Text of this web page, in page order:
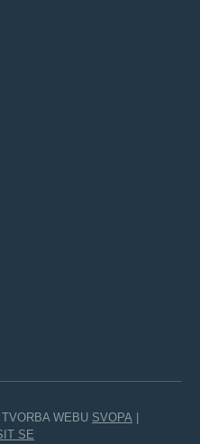
WEBU SVOPA
SE